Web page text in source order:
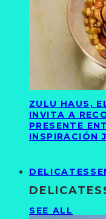
ZULU HAUS,
INVITA A
PRESENTE
INSPIRACIÓN
SEE ALL